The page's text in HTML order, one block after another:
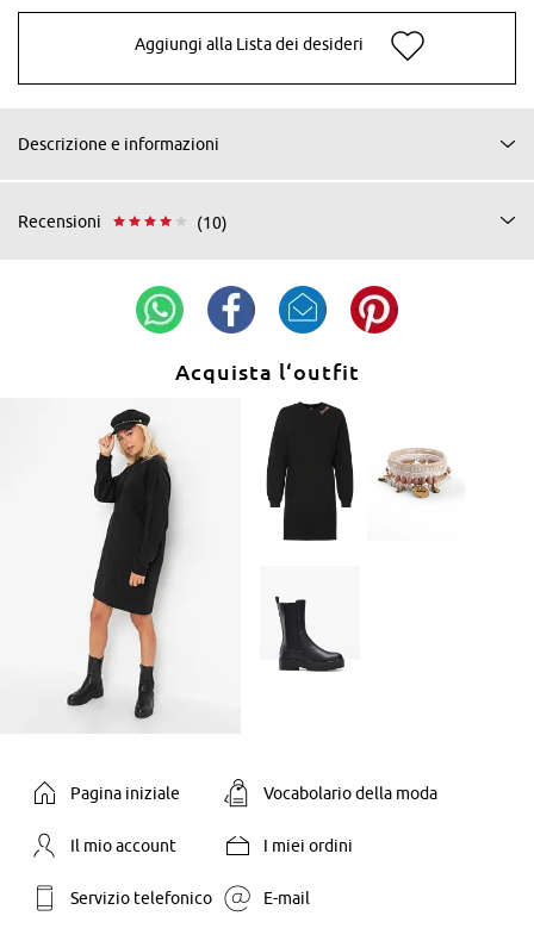
Aggiungi alla Lista dei desideri
Descrizione e informazioni
Recensioni (10)
Acquista l‘outfit
Pagina iniziale Vocabolario della moda
Il mio account I miei ordini
Servizio telefonico E-mail